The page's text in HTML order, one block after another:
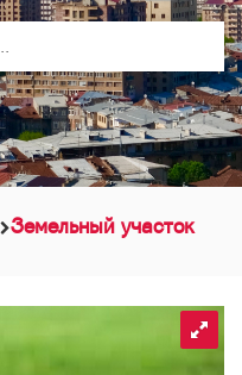
Земельный участок